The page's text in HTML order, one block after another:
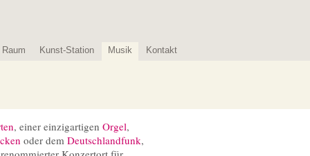
Raum Kunst-Station Musik Kontakt
, einer einzigartigen Orgel,
oder dem Deutschlandfunk,